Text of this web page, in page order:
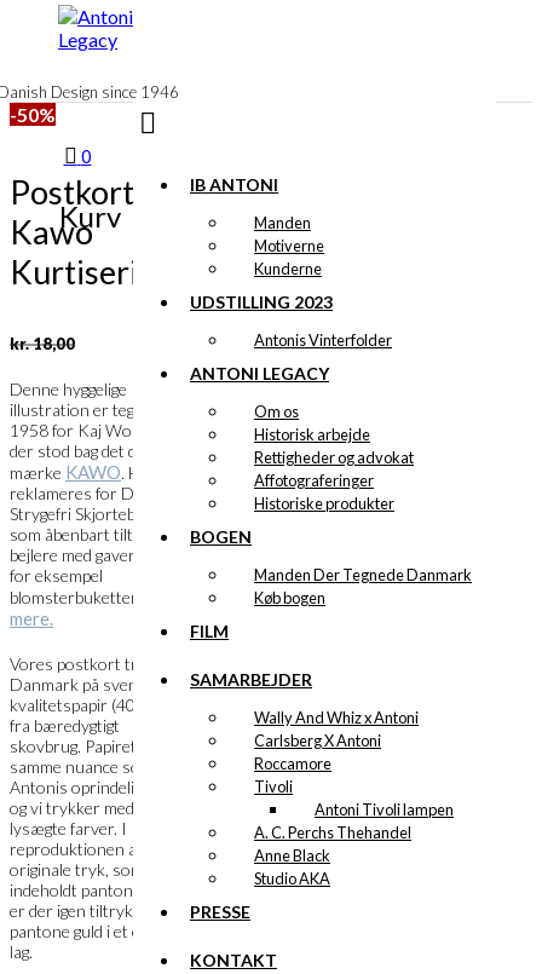
indhold
Design since 1946
IB ANTONI
Manden
Motiverne
Kunderne
UDSTILLING 2023
Antonis Vinterfolder
ANTONI LEGACY
Om os
Historisk arbejde
Rettigheder og advokat
Affotograferinger
Historiske produkter
BOGEN
Manden Der Tegnede Danmark
Køb bogen
FILM
SAMARBEJDER
Wally And Whiz x Antoni
Carlsberg X Antoni
Roccamore
Tivoli
Antoni Tivoli lampen
A. C. Perchs Thehandel
Anne Black
Studio AKA
PRESSE
KONTAKT
0
Kurv
-50%
Postkort:
Kawo
Kurtisering
kr.18,00Den
oprindelige
var:
kr. 18,00.
Den
aktuelle
er:
kr. 9,00.
Denne hyggelige
illustration er tegnet i
1958 for Kaj Wohlert
der stod bag det danske
mærke KAWO. Her
reklameres for Den
Strygefri Skjortebluse,
som åbenbart tiltrækker
bejlere med gaver, som
for eksempel
blomsterbuketter…
mere.
Vores postkort trykkes i
Danmark på svensk
kvalitetspapir (400 gram)
fra bæredygtigt
skovbrug. Papiret har
samme nuance som
Antonis oprindelige tryk
og vi trykker med
lysægte farver. I
reproduktionen af de
originale tryk, som
indeholdt pantone guld,
er der igen tiltrykt
pantone guld i et ekstra
lag.